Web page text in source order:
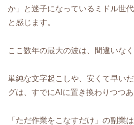
か」と迷子になっているミドル世
と感じます。
ここ数年の最大の波は、間違いな
単純な文字起こしや、安くて早い
グは、すでにAIに置き換わりつつあ
「ただ作業をこなすだけ」の副業